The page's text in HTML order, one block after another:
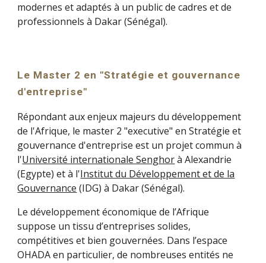
modernes et adaptés à un public de cadres et de
professionnels à Dakar (Sénégal).
Le Master 2 en "Stratégie et gouvernance
d'entreprise"
Répondant aux enjeux majeurs du développement
de l'Afrique, le master 2 "executive"en Stratégie et
gouvernance d'entreprise est un projet commun à
l'Université internationale Senghorà Alexandrie
(Egypte) et à l'Institut du Développement et de la
Gouvernance (IDG) à Dakar (Sénégal).
Le développement économique de l’Afrique
suppose un tissu d’entreprises solides,
compétitives et bien gouvernées. Dans l’espace
OHADA en particulier, de nombreuses entités ne